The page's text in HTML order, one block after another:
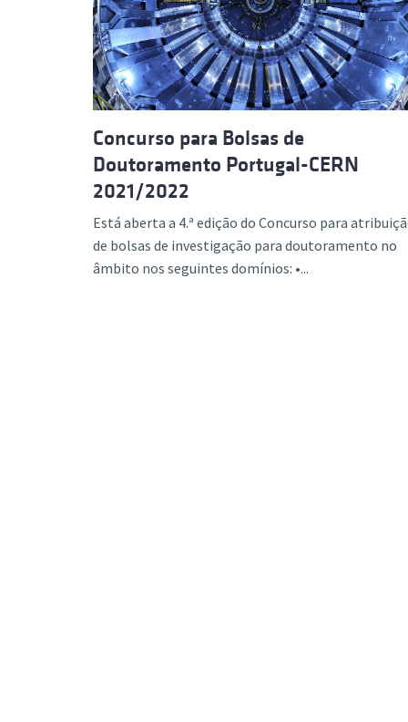
Concurso para Bolsas de
Doutoramento Portugal-CERN
2021/2022
Está aberta a 4.ª edição do Concurso para
de bolsas de investigação para doutoramento no
âmbito nos seguintes domínios: •...